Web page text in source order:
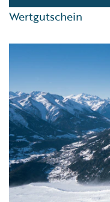
Wertgutschein